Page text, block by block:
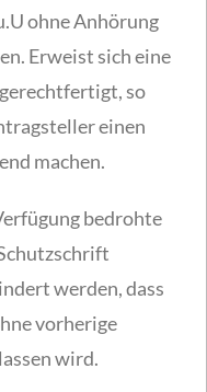
ohne Anhörung
Erweist sich eine
so
einen
machen.
bedrohte
werden, dass
vorherige
wird.